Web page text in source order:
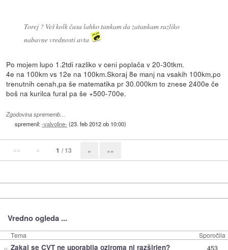
Torej ? Veš kolk časa lahko tankam da zatankam razliko
nabavne vrednosti avta
Po mojem lupo 1.2tdi razliko v ceni poplača v 20-30tkm.
4e na 100km vs 12e na 100km.Skoraj 8e manj na vsakih 100km,po
trenutnih cenah,pa še matematika pr 30.000km to znese 2400e če
boš na kurilca fural pa še +500-700e.
Zgodovina sprememb…
spremenil:-valvoline- (23. feb 2012 ob 10:00)
«« « 1 / 13 » »»
Vredno ogleda ...
Tema Sporočila
» Zakaj se CVT ne uporablja oziroma ni razširjen? 453